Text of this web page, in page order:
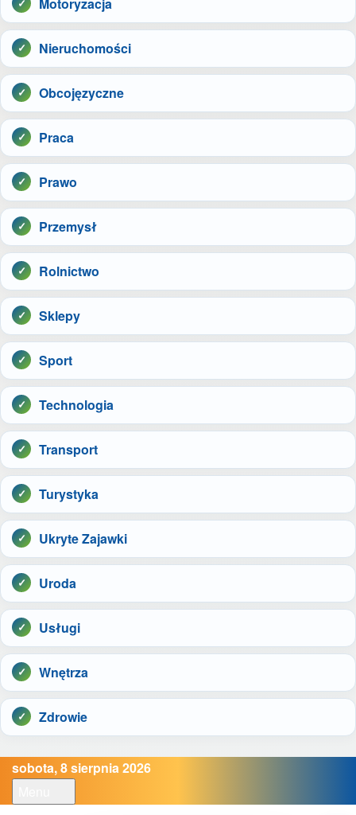
Nieruchomości
Obcojęzyczne
Praca
Prawo
Przemysł
Rolnictwo
Sklepy
Sport
Technologia
Transport
Turystyka
Ukryte Zajawki
Uroda
Usługi
Wnętrza
Zdrowie
sobota, 8 sierpnia 2026